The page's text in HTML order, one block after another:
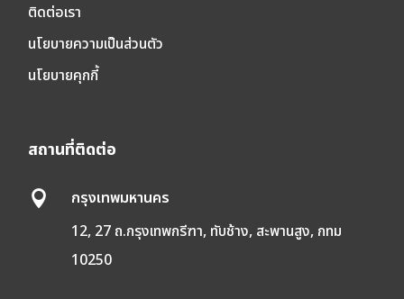
ติดต่อเรา
นโยบายความเป็นส่วนตัว
นโยบายคุกกี้
สถานที่ติดต่อ

กรุงเทพมหานคร
12, 27 ถ.กรุงเทพกรีฑา, ทับช้าง, สะพานสูง, กทม
10250